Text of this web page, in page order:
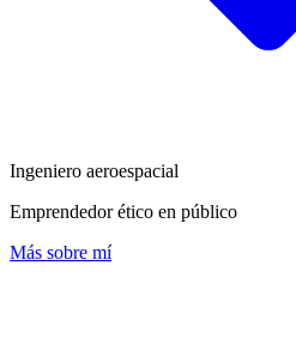
Ingeniero aeroespacial
Emprendedor ético en público
Más sobre mí